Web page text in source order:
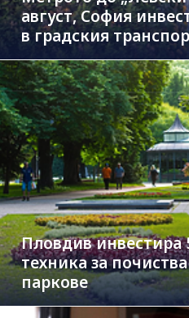
август, София
в градския
Пловдив инвестира
техника за
паркове